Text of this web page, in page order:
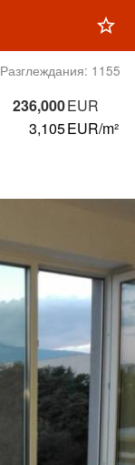
star_outline
Разглеждания: 1155
236,000EUR
3,105EUR/m²